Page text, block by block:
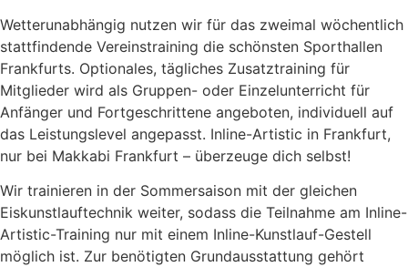
Wetterunabhängig nutzen wir für das zweimal wöchentlich
stattfindende Vereinstraining die schönsten Sporthallen
Frankfurts. Optionales, tägliches Zusatztraining für
Mitglieder wird als Gruppen- oder Einzelunterricht für
Anfänger und Fortgeschrittene angeboten, individuell auf
das Leistungslevel angepasst. Inline-Artistic in Frankfurt,
nur bei Makkabi Frankfurt – überzeuge dich selbst!
Wir trainieren in der Sommersaison mit der gleichen
Eiskunstlauftechnik weiter, sodass die Teilnahme am Inline-
Artistic-Training nur mit einem Inline-Kunstlauf-Gestell
möglich ist. Zur benötigten Grundausstattung gehört